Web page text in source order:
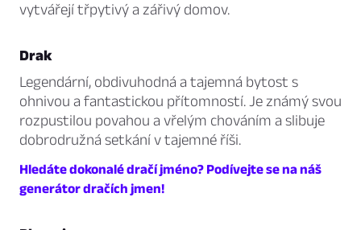
vytvářejí třpytivý a zářivý domov.
Drak
Legendární, obdivuhodná a tajemná bytost s
ohnivou a fantastickou přítomností. Je známý svou
rozpustilou povahou a vřelým chováním a slibuje
dobrodružná setkání v tajemné říši.
Hledáte dokonalé dračí jméno? Podívejte se na náš
generátor dračích jmen!